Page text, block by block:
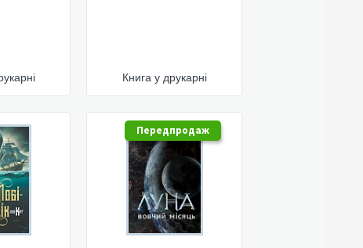
Книга у друкарні
Передпродаж